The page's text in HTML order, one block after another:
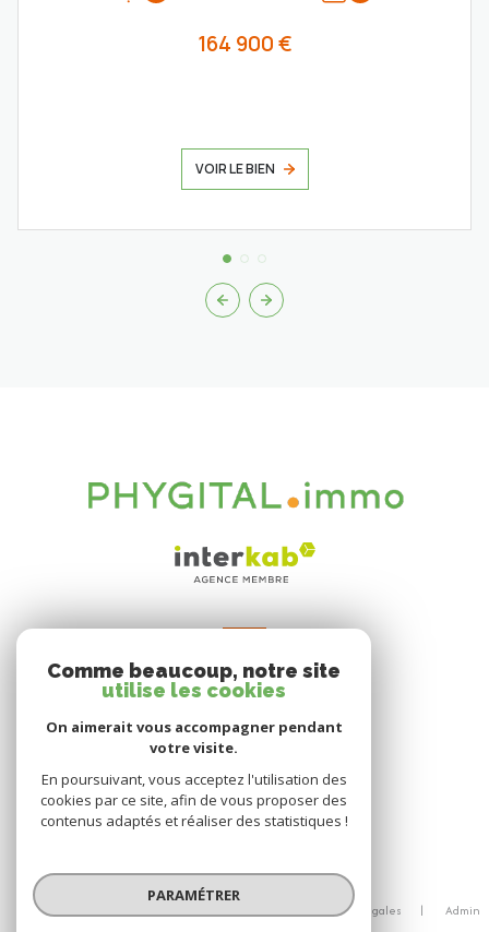
164 900 €
VOIR LE BIEN
Espace propriétaire
© 2026 | Tous droits réservés
Mentions légales
Admin
Comme beaucoup, notre site
utilise les cookies
On aimerait vous accompagner pendant
votre visite.
En poursuivant, vous acceptez l'utilisation des
cookies par ce site, afin de vous proposer des
contenus adaptés et réaliser des statistiques !
PARAMÉTRER